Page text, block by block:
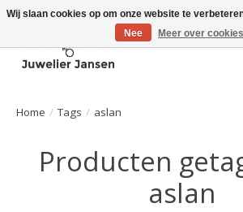
Home / Tags / aslan
Producten
aslan
Wij slaan cookies op om onze website te
Nee
Meer over